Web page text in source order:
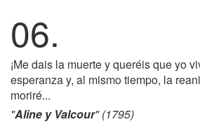
06.
¡Me dais la muerte y queréis que yo
esperanza y, al mismo tiempo, la
moriré...
"Aline y Valcour" (1795)